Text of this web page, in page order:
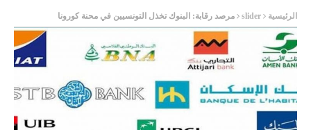
الرئيسية slider مرصد رقابة: البنوك تخذل التونسيين في محنة كورونا